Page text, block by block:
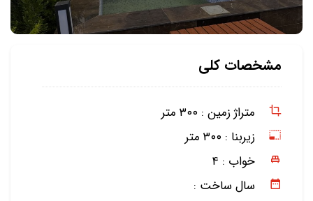
مشخصات کلی
متراژ زمین : ۳۰۰ متر
زیربنا : ۳۰۰ متر
خواب : ۴
سال ساخت :